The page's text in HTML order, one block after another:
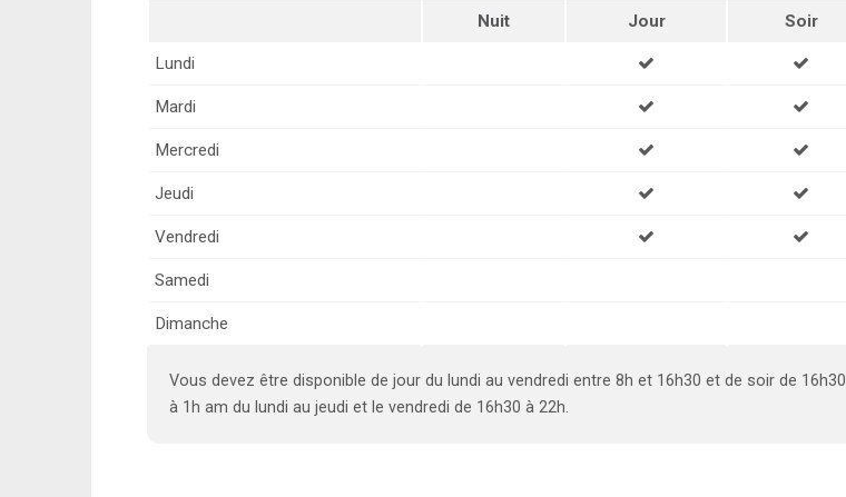
Nuit Jour Soir
Lundi
Mardi
Mercredi
Jeudi
Vendredi
Samedi
Dimanche
Vous devez être disponible de jour du lundi au vendredi entre 8h et 16h30 et de soir de 16h30
à 1h am du lundi au jeudi et le vendredi de 16h30 à 22h.